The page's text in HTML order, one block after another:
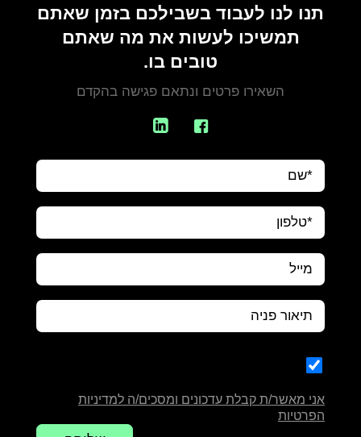
תנו לנו לעבוד בשבילכם בזמן שאתם
תמשיכו לעשות את מה שאתם
טובים בו.
השאירו פרטים ונתאם פגישה בהקדם
אני מאשר/ת קבלת עדכונים ומסכים/ה למדיניות
הפרטיות